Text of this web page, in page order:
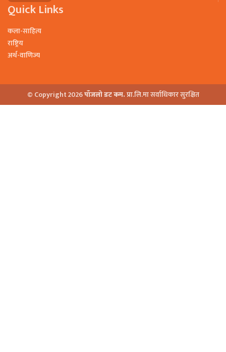
Quick Links
कला-साहित्य
राष्ट्रिय
अर्थ-वाणिज्य
© Copyright 2026पाँजलो डट कम.प्रा.लि.मा सर्वाधिकार सुरक्षित